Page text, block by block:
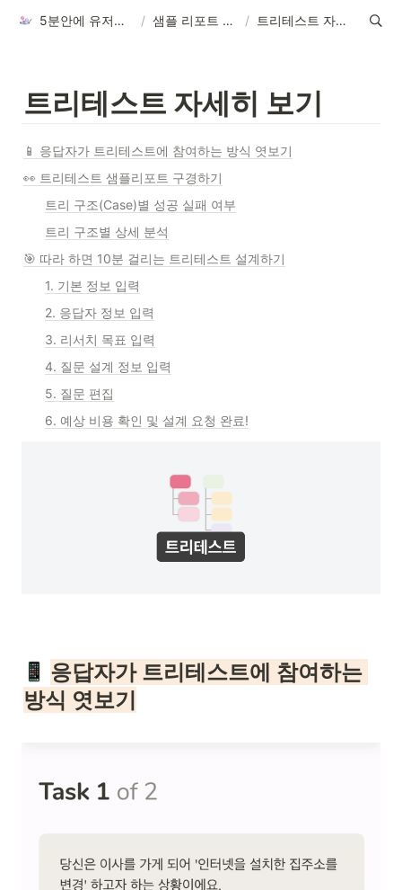
5분안에 유저스푼 서비스 이해하기 / 샘플 리포트 구경하기 / 트리테스트 자세히 보기
트리테스트 자세히 보기
📱 응답자가 트리테스트에 참여하는 방식 엿보기
👀 트리테스트 샘플리포트 구경하기
트리 구조(Case)별 성공 실패 여부
트리 구조별 상세 분석
🎯 따라 하면 10분 걸리는 트리테스트 설계하기
1. 기본 정보 입력
2. 응답자 정보 입력
3. 리서치 목표 입력
4. 질문 설계 정보 입력
5. 질문 편집
6. 예상 비용 확인 및 설계 요청 완료!
응답자가 트리테스트에 참여하는
방식 엿보기